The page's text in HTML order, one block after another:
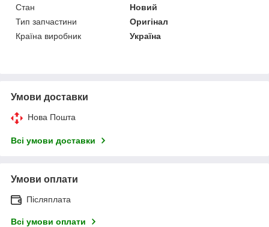
Стан
Новий
Тип запчастини
Оригінал
Країна виробник
Україна
Умови доставки
Нова Пошта
Всі умови доставки
Умови оплати
Післяплата
Всі умови оплати